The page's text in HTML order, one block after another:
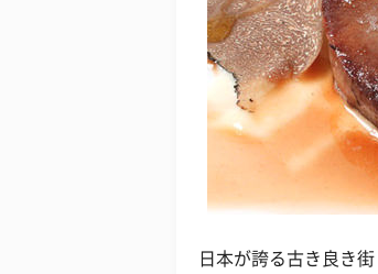
日本が誇る古き良き